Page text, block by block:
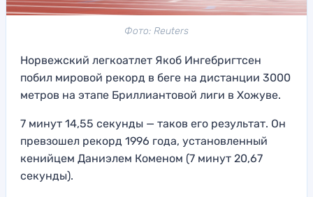
Фото: Reuters
Норвежский легкоатлет Якоб Ингебригтсен
побил мировой рекорд в беге на дистанции 3000
метров на этапе Бриллиантовой лиги в Хожуве.
7 минут 14,55 секунды — таков его результат. Он
превзошел рекорд 1996 года, установленный
кенийцем Даниэлем Коменом (7 минут 20,67
секунды).